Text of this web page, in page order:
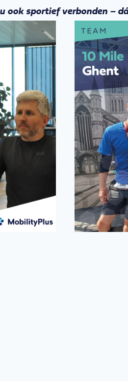
ook sportief verbonden –